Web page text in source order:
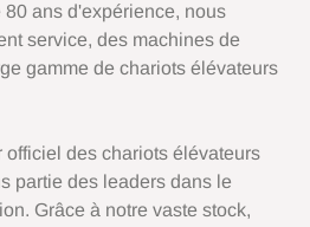
ans d'expérience, nous
service, des machines de
gamme de chariots élévateurs
officiel des chariots élévateurs
partie des leaders dans le
Grâce à notre vaste stock,